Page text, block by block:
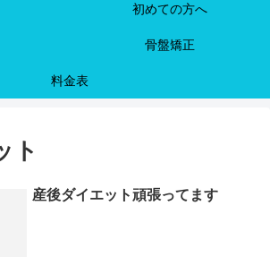
初めての方へ
骨盤矯正
料金表
ト
産後ダイエット頑張ってます